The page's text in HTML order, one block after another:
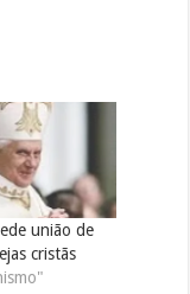
união de
cristãs